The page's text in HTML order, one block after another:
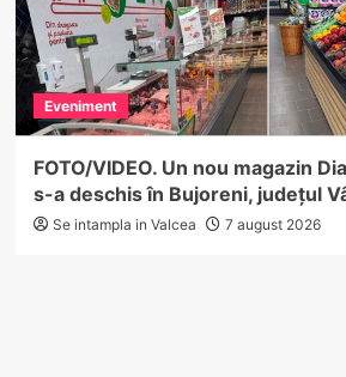
Eveniment
FOTO/VIDEO. Un nou magazin
s-a deschis în Bujoreni, județul
Se intampla in Valcea 7 august 2026